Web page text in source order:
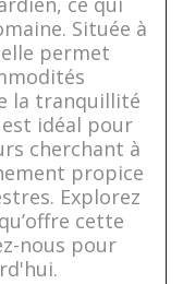
Située à
permet
la tranquillité
est idéal pour
cherchant à
propice
Explorez
cette
nous pour